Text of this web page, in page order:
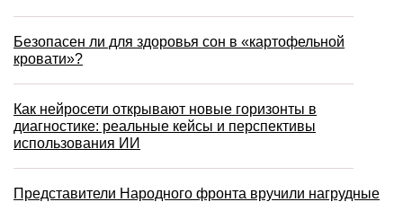
Безопасен ли для здоровья сон в «картофельной
кровати»?
Как нейросети открывают новые горизонты в
диагностике: реальные кейсы и перспективы
использования ИИ
Представители Народного фронта вручили нагрудные